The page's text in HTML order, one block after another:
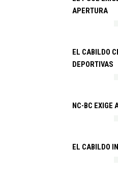
APERTURA
EL CABILDO
DEPORTIVAS
NC-BC EXIGE
EL CABILDO